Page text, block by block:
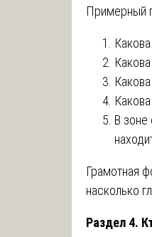
Примерный
В зоне
Грамотная
насколько
Раздел 4.